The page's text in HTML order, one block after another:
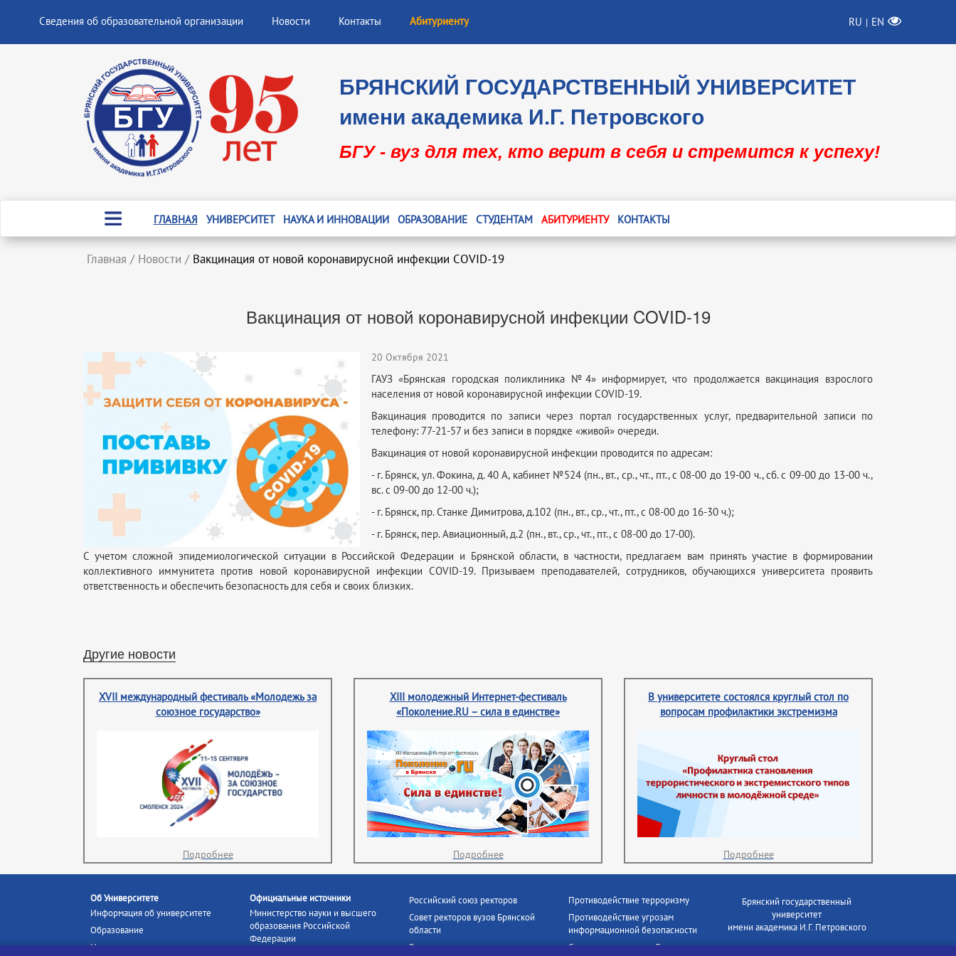
Сведения об образовательной организации Новости Контакты Абитуриенту RU | EN
БРЯНСКИЙ ГОСУДАРСТВЕННЫЙ УНИВЕРСИТЕТ
имени академика И.Г. Петровского
БГУ - вуз для тех, кто верит в себя и стремится к успеху!
ГЛАВНАЯ УНИВЕРСИТЕТ НАУКА И ИННОВАЦИИ ОБРАЗОВАНИЕ СТУДЕНТАМ АБИТУРИЕНТУ КОНТАКТЫ
Главная / Новости / Вакцинация от новой коронавирусной инфекции COVID-19
Вакцинация от новой коронавирусной инфекции COVID-19
20 Октября 2021
ГАУЗ «Брянская городская поликлиника №4» информирует, что продолжается вакцинация взрослого
населения от новой коронавирусной инфекции COVID-19.
Вакцинация проводится по записи через портал государственных услуг, предварительной записи по
телефону: 77-21-57 и без записи в порядке «живой» очереди.
Вакцинация от новой коронавирусной инфекции проводится по адресам:
- г. Брянск, ул. Фокина, д. 40 А, кабинет №524 (пн., вт., ср., чт., пт., с 08-00 до 19-00 ч., сб. с 09-00 до 13-00 ч.,
вс. с 09-00 до 12-00 ч.);
- г. Брянск, пр. Станке Димитрова, д.102 (пн., вт., ср., чт., пт., с 08-00 до 16-30 ч.);
- г. Брянск, пер. Авиационный, д.2 (пн., вт., ср., чт., пт., с 08-00 до 17-00).
С учетом сложной эпидемиологической ситуации в Российской Федерации и Брянской области, в частности, предлагаем вам принять участие в формировании
коллективного иммунитета против новой коронавирусной инфекции COVID-19. Призываем преподавателей, сотрудников, обучающихся университета проявить
ответственность и обеспечить безопасность для себя и своих близких.
Другие новости
XVII международный фестиваль «Молодежь за
союзное государство»
Подробнее
XIII молодежный Интернет-фестиваль
«Поколение.RU – сила в единстве»
Подробнее
В университете состоялся круглый стол по
вопросам профилактики экстремизма
Подробнее
Об Университете
Информация об университете
Образование
Наука и инновации
Официальные источники
Министерство науки и высшего
образования Российской
Федерации
Российский союз ректоров
Совет ректоров вузов Брянской
области
Росстудцентр
Противодействие терроризму
Противодействие угрозам
информационной безопасности
Социальные ролики - Генеральная
Брянский государственный
университет
имени академика И.Г. Петровского